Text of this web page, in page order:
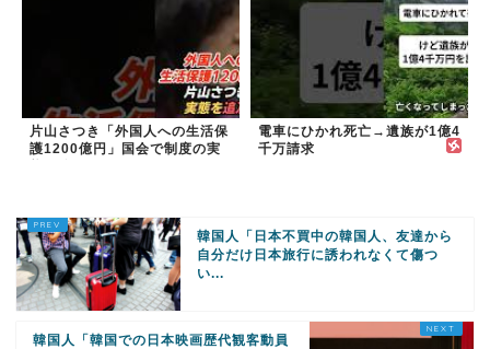
片山さつき「外国人への生活保
護1200億円」国会で制度の実
電車にひかれ死亡→遺族が1億4
千万請求
韓国人「日本不買中の韓国人、友達から
自分だけ日本旅行に誘われなくて傷つ
い...
韓国人「韓国での日本映画歴代観客動員